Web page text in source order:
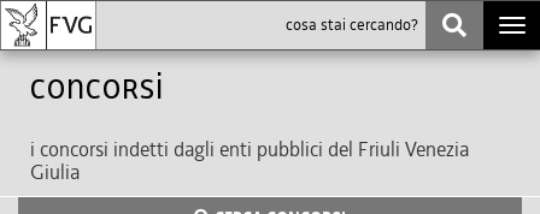
Concorsi
i concorsi indetti dagli enti pubblici del Friuli Venezia
Giulia